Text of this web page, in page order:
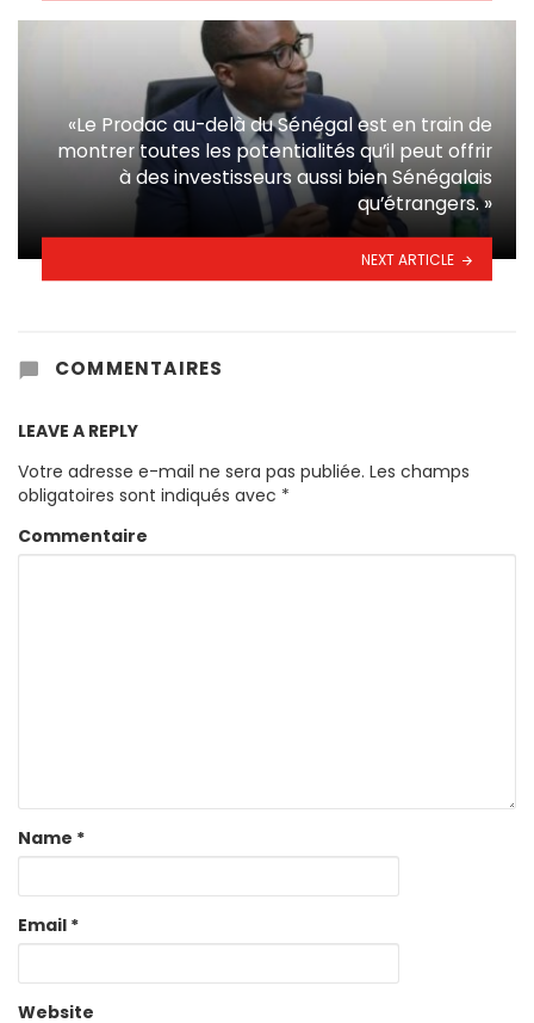
«Le Prodac au-delà du Sénégal est en train de
montrer toutes les potentialités qu’il peut offrir
à des investisseurs aussi bien Sénégalais
qu’étrangers. »
NEXT ARTICLE
COMMENTAIRES
LEAVE A REPLY
Votre adresse e-mail ne sera pas publiée. Les champs
obligatoires sont indiqués avec *
Commentaire
Name *
Email *
Website